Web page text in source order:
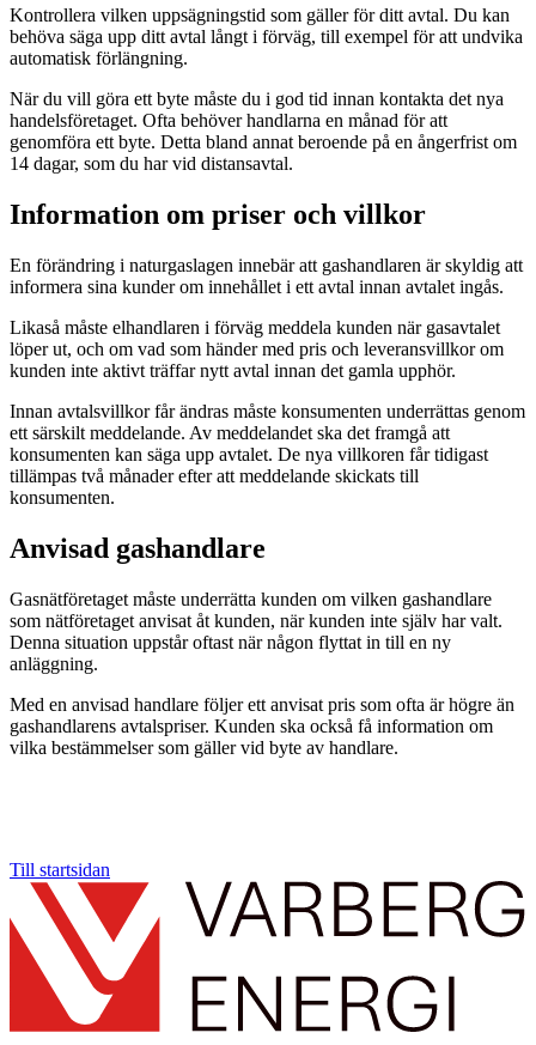
Kontrollera vilken uppsägningstid som gäller för ditt avtal. Du kan
behöva säga upp ditt avtal långt i förväg, till exempel för att undvika
automatisk förlängning.
När du vill göra ett byte måste du i god tid innan kontakta det nya
handelsföretaget. Ofta behöver handlarna en månad för att
genomföra ett byte. Detta bland annat beroende på en ångerfrist om
14 dagar, som du har vid distansavtal.
Information om priser och villkor
En förändring i naturgaslagen innebär att gashandlaren är skyldig att
informera sina kunder om innehållet i ett avtal innan avtalet ingås.
Likaså måste elhandlaren i förväg meddela kunden när gasavtalet
löper ut, och om vad som händer med pris och leveransvillkor om
kunden inte aktivt träffar nytt avtal innan det gamla upphör.
Innan avtalsvillkor får ändras måste konsumenten underrättas genom
ett särskilt meddelande. Av meddelandet ska det framgå att
konsumenten kan säga upp avtalet. De nya villkoren får tidigast
tillämpas två månader efter att meddelande skickats till
konsumenten.
Anvisad gashandlare
Gasnätföretaget måste underrätta kunden om vilken gashandlare
som nätföretaget anvisat åt kunden, när kunden inte själv har valt.
Denna situation uppstår oftast när någon flyttat in till en ny
anläggning.
Med en anvisad handlare följer ett anvisat pris som ofta är högre än
gashandlarens avtalspriser. Kunden ska också få information om
vilka bestämmelser som gäller vid byte av handlare.
Till startsidan